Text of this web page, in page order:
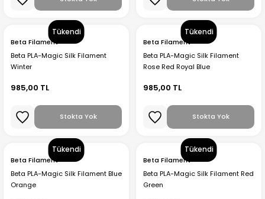
Tükendi
Beta Filament
Beta PLA-Magic Silk Filament
Winter
985,00 TL
Stokta Yok
Tükendi
Beta Filament
Beta PLA-Magic Silk Filament
Rose Red Royal Blue
985,00 TL
Stokta Yok
Tükendi
Beta Filament
Beta PLA-Magic Silk Filament Blue
Orange
Tükendi
Beta Filament
Beta PLA-Magic Silk Filament Red
Green